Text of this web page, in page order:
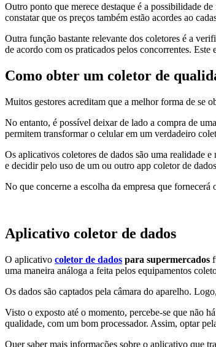
Outro ponto que merece destaque é a possibilidade
constatar que os preços também estão acordes ao
Outra função bastante relevante dos coletores é a
de acordo com os praticados pelos concorrentes.
Como obter um coletor de
Muitos gestores acreditam que a melhor forma de se
No entanto, é possível deixar de lado a compra de
permitem transformar o celular em um verdadeiro
Os aplicativos coletores de dados são uma realidade
e decidir pelo uso de um ou outro app coletor de
No que concerne a escolha da empresa que
Aplicativo coletor de dados
O aplicativo coletor de dados para supermercados
uma maneira análoga a feita pelos equipamentos
Os dados são captados pela câmara do aparelho.
Visto o exposto até o momento, percebe-se que não
qualidade, com um bom processador. Assim, optar
Quer saber mais informações sobre o aplicativo que